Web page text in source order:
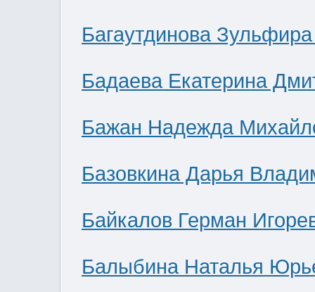
Багаутдинова
Бадаева Екатерина
Бажан Надежда
Базовкина Дарья
Байкалов Герман
Балыбина Наталья